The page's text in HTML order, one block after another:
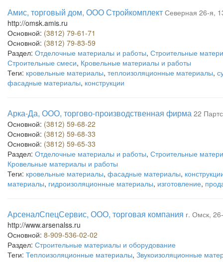
Амис, торговый дом, ООО Стройкомплект Северная 26-я,
http://omsk.amis.ru
Основной: (3812) 79-61-71
Основной: (3812) 79-83-59
Раздел: Отделочные материалы и работы, Строительные
Строительные смеси, Кровельные материалы и работы
Теги: кровельные материалы, теплоизоляционные материалы,
фасадные материалы, конструкции
Арка-Да, ООО, торгово-производственная фирма 22
Основной: (3812) 59-68-22
Основной: (3812) 59-68-33
Основной: (3812) 59-65-33
Раздел: Отделочные материалы и работы, Строительные
Кровельные материалы и работы
Теги: кровельные материалы, фасадные материалы,
материалы, гидроизоляционные материалы, изготовление,
АрсеналСпецСервис, ООО, торговая компания г. Омск,
http://www.arsenalss.ru
Основной: 8-909-536-02-02
Раздел: Строительные материалы и оборудование
Теги: Теплоизоляционные материалы, Звукоизоляционные